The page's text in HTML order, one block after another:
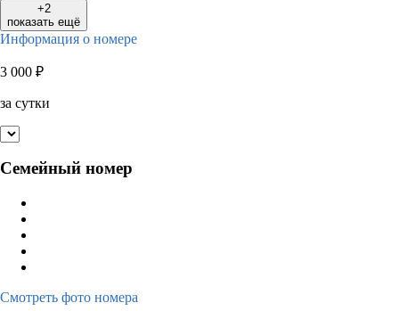
+2
показать ещё
Информация о номере
3 000 ₽
за сутки
Семейный номер
Смотреть фото номера